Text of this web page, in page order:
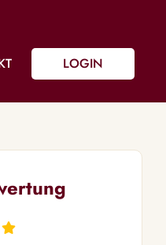
LOGIN